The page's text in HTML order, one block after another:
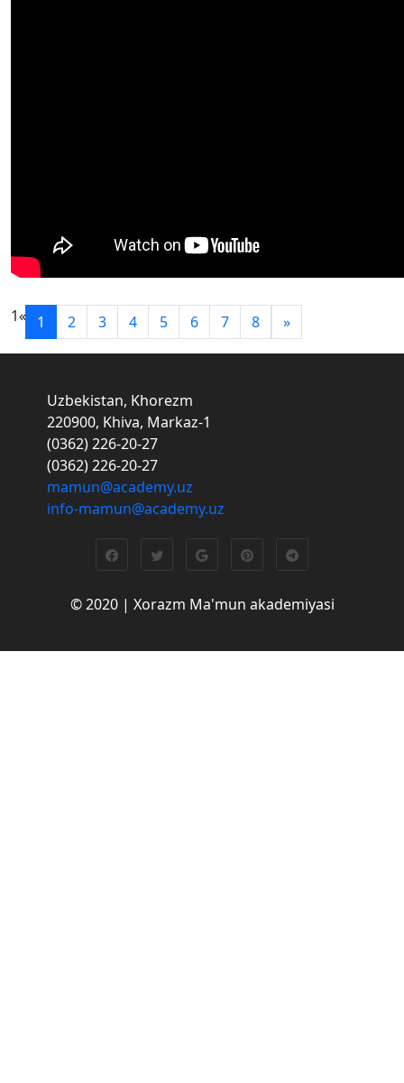
1« 1 2 3 4 5 6 7 8 »
Uzbekistan, Khorezm
220900, Khiva, Markaz-1
(0362) 226-20-27
(0362) 226-20-27
mamun@academy.uz
info-mamun@academy.uz
© 2020 | Xorazm Ma'mun akademiyasi